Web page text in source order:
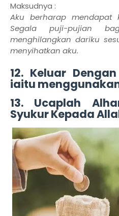
Maksudnya :
Aku berharap mendapat
Segala puji-pujian
menghilangkan dariku
menyihatkan aku.
12. Keluar
iaitu
13. Ucaplah
Syukur Kepada